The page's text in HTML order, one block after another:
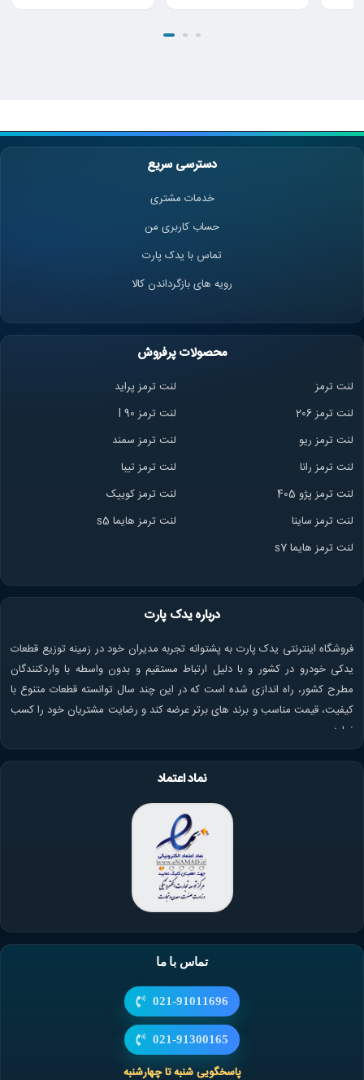
دسترسی سریع
خدمات مشتری
حساب کاربری من
تماس با یدک پارت
رویه های بازگرداندن کالا
محصولات پرفروش
لنت ترمز
لنت ترمز پراید
لنت ترمز 206
لنت ترمز l 90
لنت ترمز ریو
لنت ترمز سمند
لنت ترمز رانا
لنت ترمز تیبا
لنت ترمز پژو 405
لنت ترمز کوییک
لنت ترمز ساینا
لنت ترمز هایما s5
لنت ترمز هایما s7
درباره یدک پارت
فروشگاه اینترنتی یدک پارت به پشتوانه تجربه مدیران خود در زمینه توزیع قطعات
یدکی خودرو در کشور و با دلیل ارتباط مستقیم و بدون واسطه با واردکنندگان
مطرح کشور، راه اندازی شده است که در این چند سال توانسته قطعات متنوع با
کیفیت، قیمت مناسب و برند های برتر عرضه کند و رضایت مشتریان خود را کسب
نماید.
نماد اعتماد
تماس با ما
021-91011696
021-91300165
پاسخگویی شنبه تا چهارشنبه